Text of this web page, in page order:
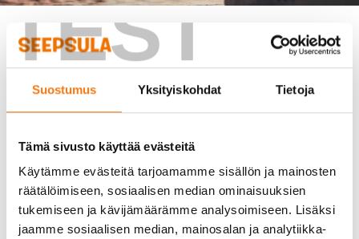
TEST
Suostumus Yksityiskohdat Tietoja
Tämä sivusto käyttää evästeitä
Käytämme evästeitä tarjoamamme sisällön ja mainosten
räätälöimiseen, sosiaalisen median ominaisuuksien
tukemiseen ja kävijämäärämme analysoimiseen. Lisäksi
jaamme sosiaalisen median, mainosalan ja analytiikka-
Seepsula introduction video
one-minute video.
Link to video